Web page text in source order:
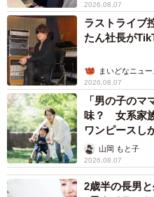
2026.08.07
ラストライブ
たん社長が
まいどなニュー
2026.08.07
「男の子の
味？ 女系家
ワンピースし
へんが…
山岡 もと子
2026.08.07
2歳半の長男